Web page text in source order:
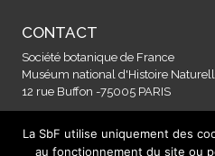
CONTACT
Société botanique de France
Muséum national d'Histoire
12 rue Buffon -75005 PARIS
Contactez-nous à l'adresse :
La SbF utilise uniquement des
au fonctionnement du site ou